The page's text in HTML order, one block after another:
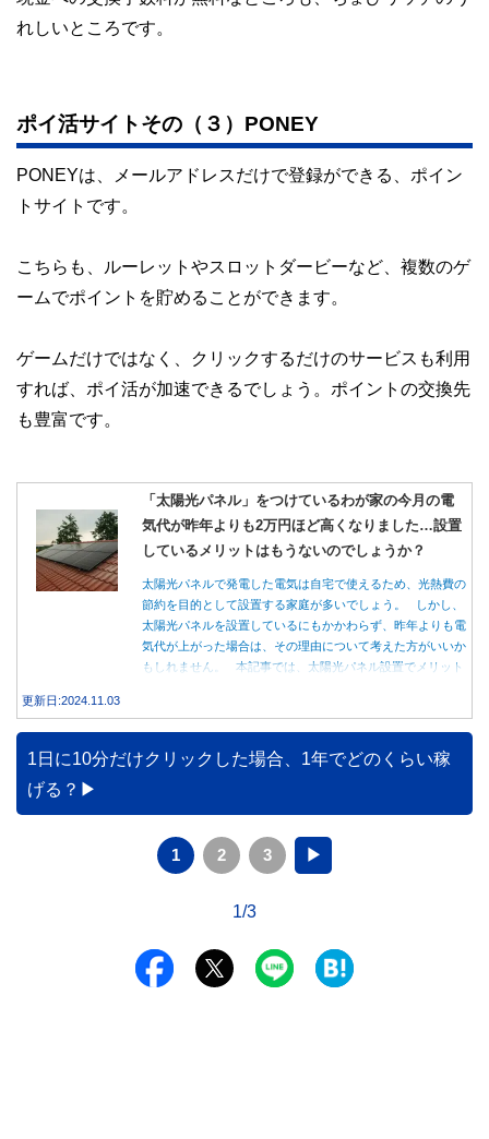
れしいところです。
ポイ活サイトその（３）PONEY
PONEYは、メールアドレスだけで登録ができる、ポイン
トサイトです。
こちらも、ルーレットやスロットダービーなど、複数のゲ
ームでポイントを貯めることができます。
ゲームだけではなく、クリックするだけのサービスも利用
すれば、ポイ活が加速できるでしょう。ポイントの交換先
も豊富です。
「太陽光パネル」をつけているわが家の今月の電
気代が昨年よりも2万円ほど高くなりました…設置
しているメリットはもうないのでしょうか？
太陽光パネルで発電した電気は自宅で使えるため、光熱費の
節約を目的として設置する家庭が多いでしょう。 しかし、
太陽光パネルを設置しているにもかかわらず、昨年よりも電
気代が上がった場合は、その理由について考えた方がいいか
もしれません。 本記事では、太陽光パネル設置でメリット
更新日:2024.11.03
1日に10分だけクリックした場合、1年でどのくらい稼
げる？
1 2 3 ▶
1/3